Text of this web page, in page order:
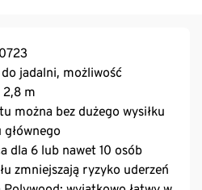
jadalni, możliwość
2,8 m
można bez dużego wysiłku
dla 6 lub nawet 10 osób
zmniejszają ryzyko uderzeń